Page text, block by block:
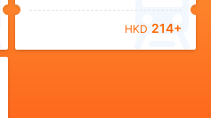
HKD 214+